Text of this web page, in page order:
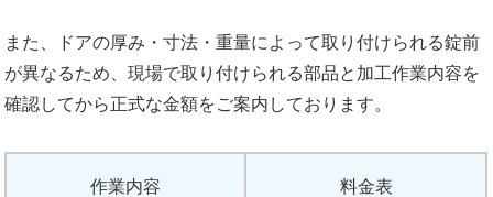
また、ドアの厚み・寸法・重量によって取り付けられる錠前
が異なるため、現場で取り付けられる部品と加工作業内容を
確認してから正式な金額をご案内しております。
作業内容 料金表